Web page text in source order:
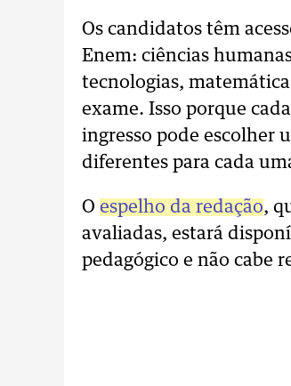
Os candidatos têm
Enem: ciências
tecnologias,
exame. Isso porque
ingresso pode escolher
diferentes para cada
O espelho da redação,
avaliadas, estará
pedagógico e não cabe